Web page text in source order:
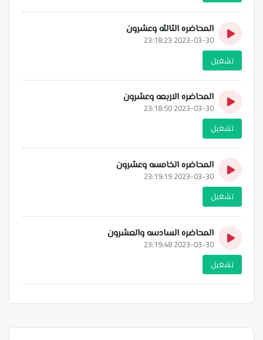
المحاضره الثالثه وعشرون
2023-03-30 23:18:23
تشغيل
المحاضره الاربعه وعشرون
2023-03-30 23:18:50
تشغيل
المحاضره الخامسه وعشرون
2023-03-30 23:19:19
تشغيل
المحاضره السادسه والعشرون
2023-03-30 23:19:48
تشغيل